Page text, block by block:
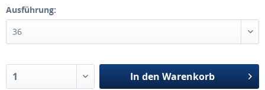
Ausführung:
In den Warenkorb